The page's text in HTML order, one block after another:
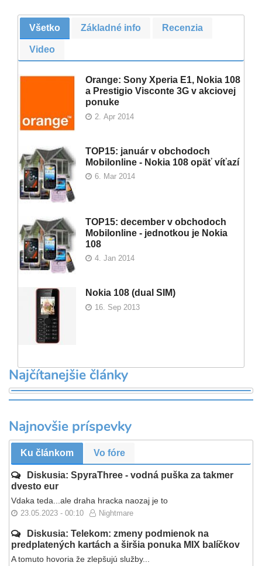
Všetko Základné info Recenzia
Video
Orange: Sony Xperia E1, Nokia 108
a Prestigio Visconte 3G v akciovej
ponuke
2. Apr 2014
TOP15: január v obchodoch
Mobilonline - Nokia 108 opäť víťazí
6. Mar 2014
TOP15: december v obchodoch
Mobilonline - jednotkou je Nokia
108
4. Jan 2014
Nokia 108 (dual SIM)
16. Sep 2013
Najčítanejšie články
Najnovšie príspevky
Ku článkom Vo fóre
Diskusia: SpyraThree - vodná puška za takmer
dvesto eur
Vdaka teda...ale draha hracka naozaj je to
23.05.2023 - 00:10 Nightmare
Diskusia: Telekom: zmeny podmienok na
predplatených kartách a širšia ponuka MIX balíčkov
A tomuto hovoria že zlepšujú služby...